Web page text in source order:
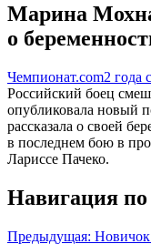
Марина
о
Чемпионат.com2 года
Российский боец
опубликовала новый
рассказала о своей
в последнем бою в
Лариссе Пачеко.
Навигация по
Предыдущая: Новичок